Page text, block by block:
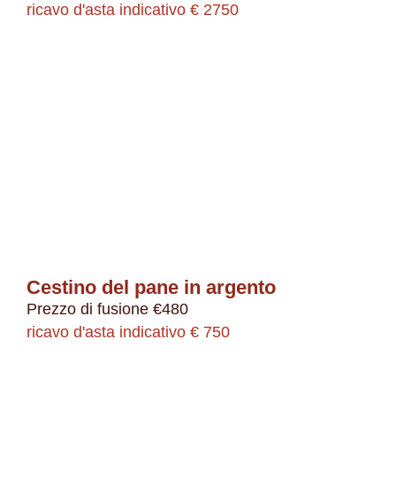
ricavo d'asta indicativo € 2750
Cestino del pane in argento
Prezzo di fusione €480
ricavo d'asta indicativo € 750